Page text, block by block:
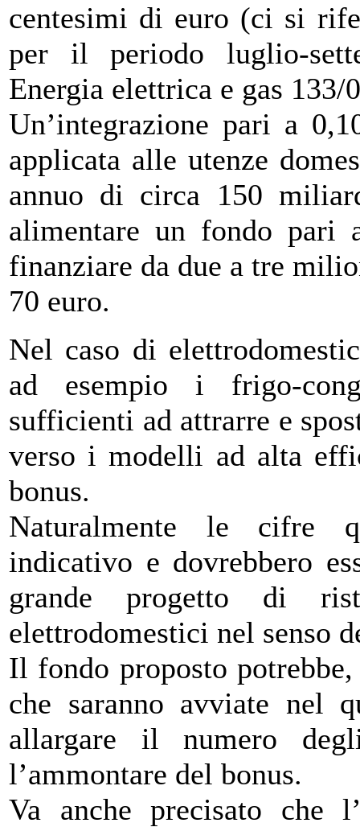
centesimi di euro (ci si
per il periodo luglio-
Energia elettrica e gas 133/
Un’integrazione pari a
applicata alle utenze
annuo di circa 150
alimentare un fondo
finanziare da due a tre
70 euro.
Nel caso di
ad esempio i frigo-
sufficienti ad attrarre e
verso i modelli ad alta
bonus.
Naturalmente le cifre
indicativo e dovrebbero
grande progetto di
elettrodomestici nel senso
Il fondo proposto
che saranno avviate nel
allargare il numero
l’ammontare del bonus.
Va anche precisato che